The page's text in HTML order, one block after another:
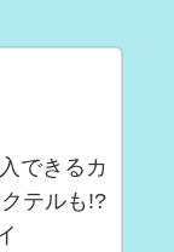
できるカ
テルも!?